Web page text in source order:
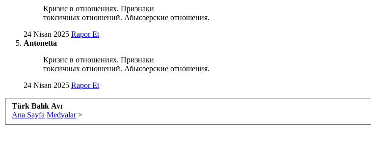
Кризис в отношениях. Признаки
токсичных отношений. Абьюзерские отношения.
24 Nisan 2025 Rapor Et
Antonetta
Кризис в отношениях. Признаки
токсичных отношений. Абьюзерские отношения.
24 Nisan 2025 Rapor Et
Türk Balık Avı
Ana Sayfa Medyalar >